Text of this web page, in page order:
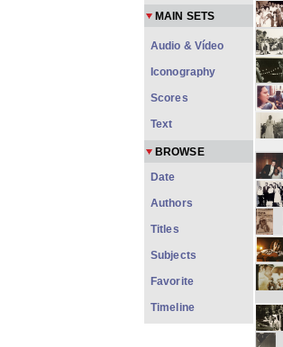
MAIN SETS
Audio & Vídeo
Iconography
Scores
Text
BROWSE
Date
Authors
Titles
Subjects
Favorite
Timeline